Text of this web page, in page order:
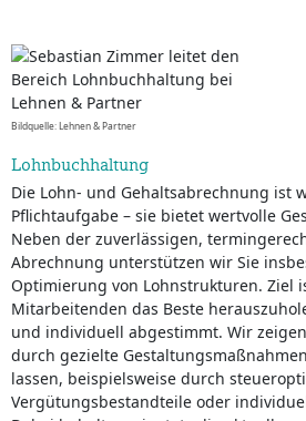
Bildquelle: Lehnen & Partner
Lohnbuchhaltung
Die Lohn- und Gehaltsabrechnung ist
Pflichtaufgabe – sie bietet wertvolle
Neben der zuverlässigen,
Abrechnung unterstützen wir Sie
Optimierung von Lohnstrukturen. Ziel
Mitarbeitenden das Beste
und individuell abgestimmt. Wir
durch gezielte
lassen, beispielsweise durch
Vergütungsbestandteile oder